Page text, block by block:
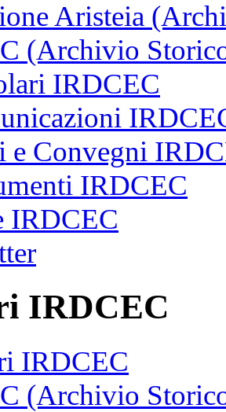
Aristeia
(Archivio
IRDCEC
e Convegni
IRDCEC
IRDCEC
IRDCEC
IRDCEC
(Archivio